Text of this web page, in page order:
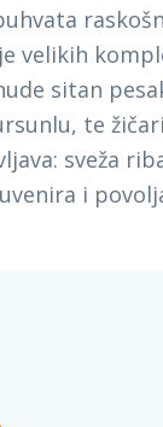
velikih
sitan
te
sveža
i